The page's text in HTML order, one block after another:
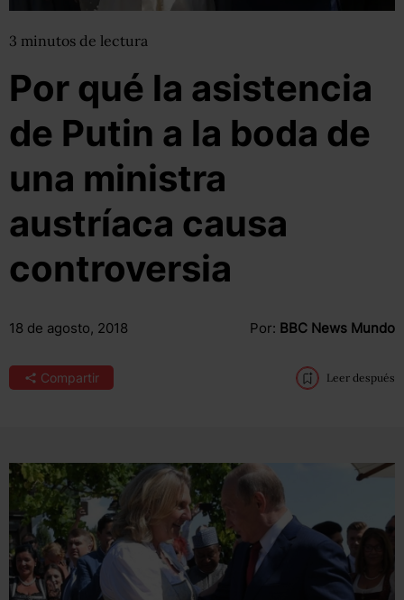
3 minutos de lectura
Por qué la asistencia
de Putin a la boda de
una ministra
austríaca causa
controversia
18 de agosto, 2018 Por: BBC News Mundo
Compartir Leer después